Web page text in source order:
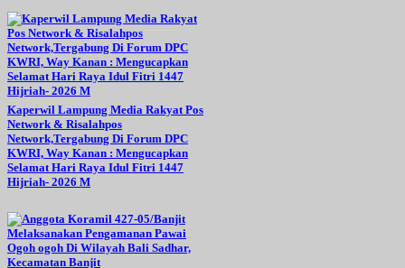
Kaperwil Lampung Media Rakyat Pos
Network & Risalahpos
Network,Tergabung Di Forum DPC
KWRI, Way Kanan : Mengucapkan
Selamat Hari Raya Idul Fitri 1447
Hijriah- 2026 M